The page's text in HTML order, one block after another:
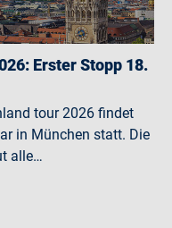
Erster Stopp 18.
tour 2026 findet
in München statt. Die
alle…